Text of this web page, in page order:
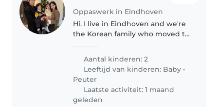
Oppaswerk in Eindhoven
Hi. I live in Eindhoven and we're
the Korean family who moved to
someone who can nicely and
kindly help our children while
we're..
Aantal kinderen: 2
Leeftijd van kinderen: Baby •
Peuter
Laatste activiteit: 1 maand
geleden